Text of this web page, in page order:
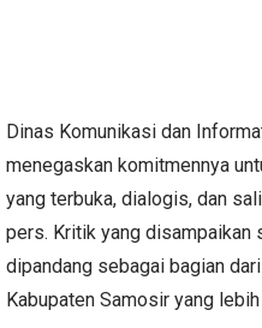
Dinas Komunikasi dan
menegaskan komitmennya
yang terbuka, dialogis, dan
pers. Kritik yang disampaikan
dipandang sebagai bagian
Kabupaten Samosir yang